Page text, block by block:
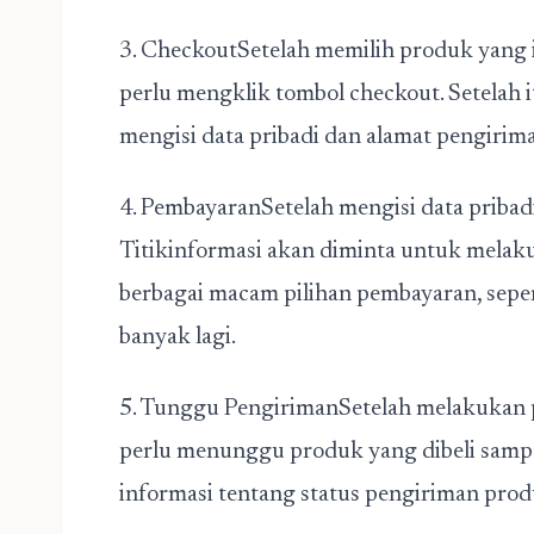
3. CheckoutSetelah memilih produk
perlu mengklik tombol checkout.
mengisi data pribadi dan alamat
4. PembayaranSetelah mengisi data
Titikinformasi akan diminta untuk
berbagai macam pilihan pembayaran,
banyak lagi.
5. Tunggu PengirimanSetelah
perlu menunggu produk yang dibeli
informasi tentang status pengiriman